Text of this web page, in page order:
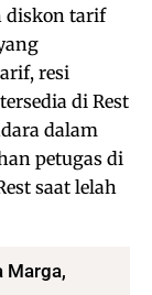
diskon tarif
resi
di Rest
dalam
petugas di
saat lelah
Marga,